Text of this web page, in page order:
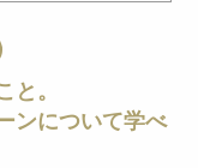
と。
ンについて学べ